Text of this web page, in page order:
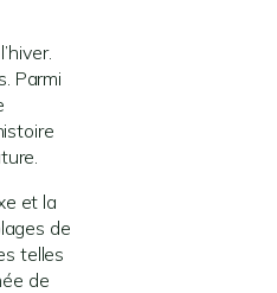
Parmi
et la
de
telles
de